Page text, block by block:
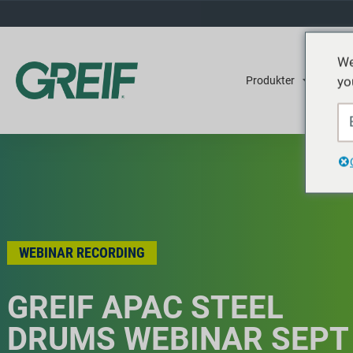
Produkter
WEBINAR RECORDING
GREIF APAC STEEL
DRUMS WEBINAR SEPT